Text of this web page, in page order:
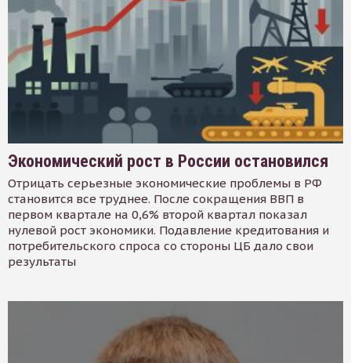
Экономический рост в России остановился
Отрицать серьезные экономические проблемы в РФ
становится все труднее. После сокращения ВВП в
первом квартале на 0,6% второй квартал показал
нулевой рост экономики. Подавление кредитования и
потребительского спроса со стороны ЦБ дало свои
результаты